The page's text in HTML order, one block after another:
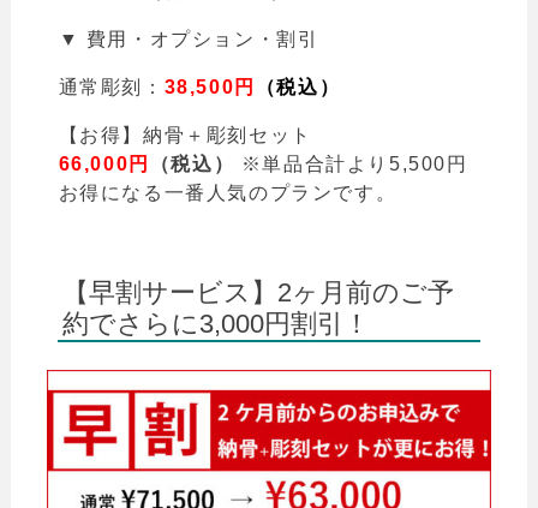
▼ 費用・オプション・割引
通常彫刻： 38,500円 （税込）
【お得】納骨＋彫刻セット
66,000円
（税込）
※単品合計より5,500円
お得になる一番人気のプランです。
【早割サービス】2ヶ月前のご予
約でさらに3,000円割引！